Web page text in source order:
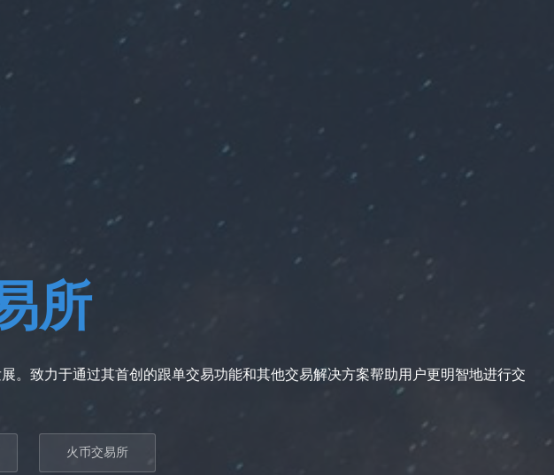
所
。致力于通过其首创的跟单交易功能和其他交易解决方案帮助用户更明智地进行交
火币交易所